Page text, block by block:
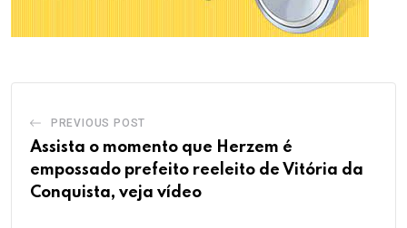
PREVIOUS POST
Assista o momento que Herzem é
empossado prefeito reeleito de Vitória da
Conquista, veja vídeo